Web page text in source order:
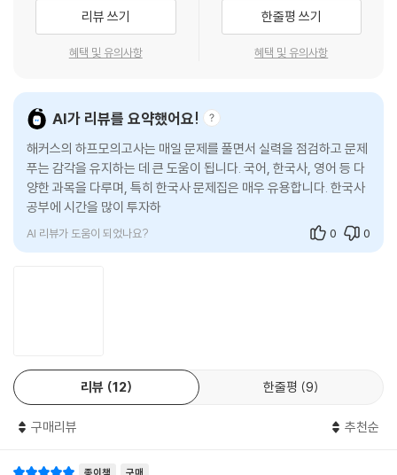
된 한국사 문제를 꾸준히 풀며 시험 직전까지 문제풀이 감각을 극대화할
2) 공무원 9급 시험에 출제될 가능성이 높은 내용들을 엄선하여 제작한 하
2. 추가로 제공되는 [실전모의고사 3회분]을 통해 실전 감각을 극대화할
수 있습니다.
1) 실제 시험과 동일하게 20문제로 구성된 '실전모의고사 3회분'으로 실
전 연습을 충분히 하고, 실전 감각을 극대화할 수 있습니다.
2) 각 모의고사마다 풀이 제한시간(15분)을 제시하여 실전에 가깝게 문제
를 풀어볼 수 있습니다.
3) 추가로 제공되는 답안지에 직접 답을 체크하면서 시간 연습도 철저하
을?향상시킬?수?있습니다.
2) '이것도 알면 합격' 코너를 통해 반드시 알아두어야 할 포인트 및 심화
개념이 정리된 표를 확인하고, 놓치는 개념이 없도록 다시 한번 정리 및 복
습할 수 있습니다.
리뷰 쓰기
혜택 및 유의사항
한줄평 쓰기
혜택 및 유의사항
AI가 리뷰를 요약했어요!
해커스의 하프모의고사는 매일 문제를 풀면서 실력을 점검하고 문제
푸는 감각을 유지하는 데 큰 도움이 됩니다. 국어, 한국사, 영어 등 다
양한 과목을 다루며, 특히 한국사 문제집은 매우 유용합니다. 한국사
공부에 시간을 많이 투자하지 못하는 사람들에게 꾸준히 활용하기
AI 리뷰가 도움이 되었나요? 0 0
리뷰 12 한줄평 9
구매리뷰 추천순
종이책 구매